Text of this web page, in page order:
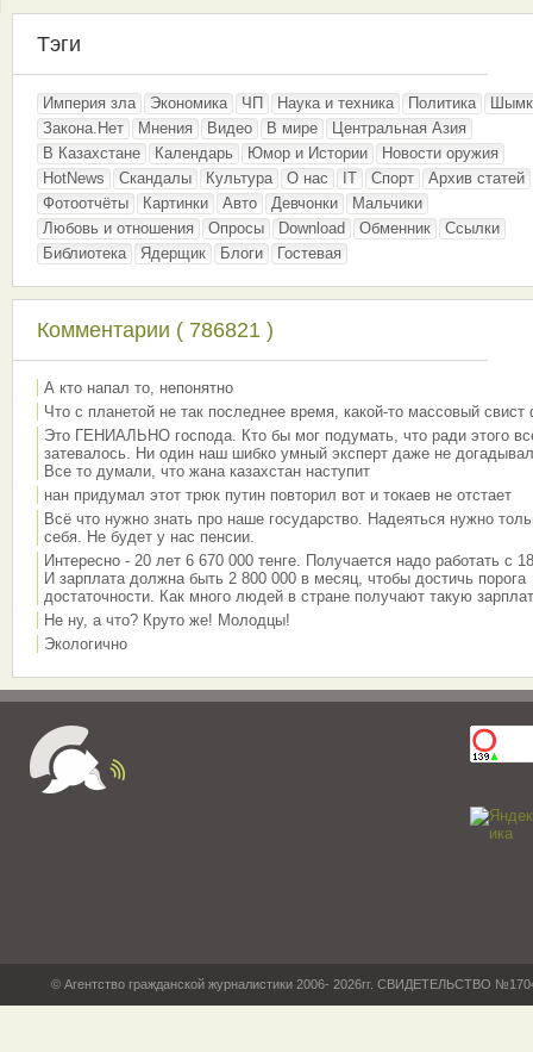
Тэги
Империя зла Экономика ЧП Наука и техника Политика
Закона.Нет
Мнения Видео В мире
Центральная Азия
В Казахстане
Календарь Юмор и Истории
Новости оружия
HotNews
Скандалы Культура О нас IT Спорт
Архив статей
Фотоотчёты
Картинки Авто Девчонки
Мальчики
Любовь и отношения
Опросы Download Обменник
Ссылки
Библиотека
Ядерщик Блоги Гостевая
Комментарии ( 786821 )
А кто напал то, непонятно
Что с планетой не так последнее время, какой-то массовый свист
Это ГЕНИАЛЬНО господа. Кто бы мог подумать, что ради этого
затевалось. Ни один наш шибко умный эксперт даже не
Все то думали, что жана казахстан наступит
нан придумал этот трюк путин повторил вот и токаев не отстает
Всё что нужно знать про наше государство. Надеяться нужно
себя. Не будет у нас пенсии.
Интересно - 20 лет 6 670 000 тенге. Получается надо работать с
И зарплата должна быть 2 800 000 в месяц, чтобы достичь порога
достаточности. Как много людей в стране получают такую
Не ну, а что? Круто же! Молодцы!
Экологично
© Агентство гражданской журналистики 2006- 2026гг. СВИДЕТЕЛЬСТВО